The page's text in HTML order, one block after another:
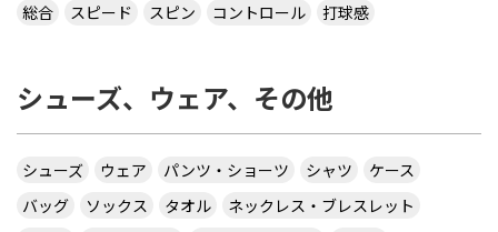
出来ますが、サーブからはできません 。 もしかし
カテ違いですが・・ 攻略サイトには スピンは相手
のコートに球があるときに自分のラケット付近をダ
ブルタップ！する と書いてありますのでやっぱり
ダブルタップではないでしょうか・・・
サイトを見る
総合
スピード スピン コントロール 打球感
シューズ、ウェア、その他
シューズ ウェア パンツ・ショーツ シャツ
ケース
バッグ
ソックス タオル
ネックレス・ブレスレット